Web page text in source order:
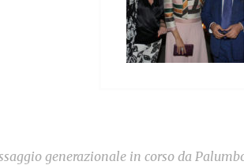
generazionale in corso da